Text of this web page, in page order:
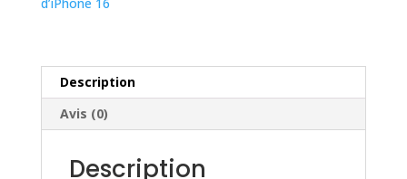
Heybingo
Antistatique
Description
Avis (0)
Description